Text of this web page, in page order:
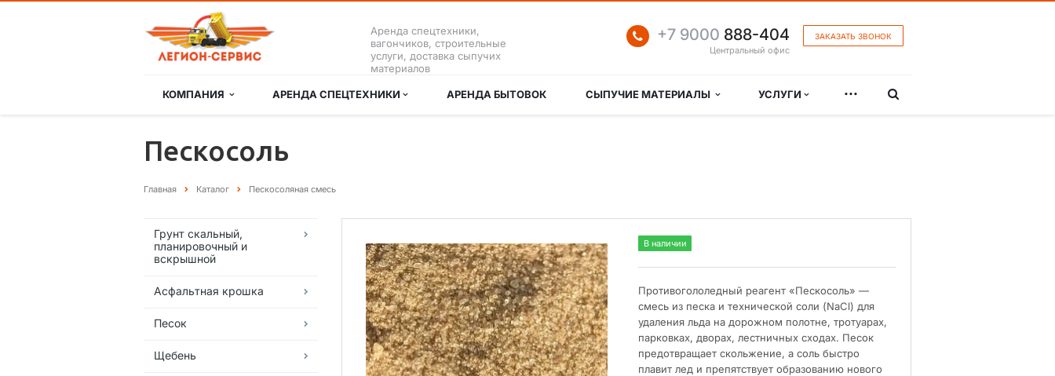
Аренда спецтехники,
вагончиков, строительные
услуги, доставка сыпучих
материалов
ЗАКАЗАТЬ ЗВОНОК
+7 9000 888-404
Центральный офис
КОМПАНИЯ АРЕНДА СПЕЦТЕХНИКИ АРЕНДА БЫТОВОК СЫПУЧИЕ МАТЕРИАЛЫ УСЛУГИ ...
Пескосоль
Главная Каталог Пескосоляная смесь
Грунт скальный,
планировочный и
вскрышной
Асфальтная крошка
Песок
Щебень
В наличии
Противогололедный реагент «Пескосоль» —
смесь из песка и технической соли (NaCl) для
удаления льда на дорожном полотне, тротуарах,
парковках, дворах, лестничных сходах. Песок
предотвращает скольжение, а соль быстро
плавит лед и препятствует образованию нового